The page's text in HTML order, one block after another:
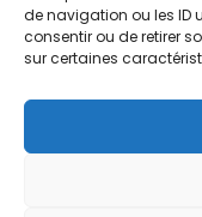
de navigation ou les ID
consentir ou de retirer
sur certaines